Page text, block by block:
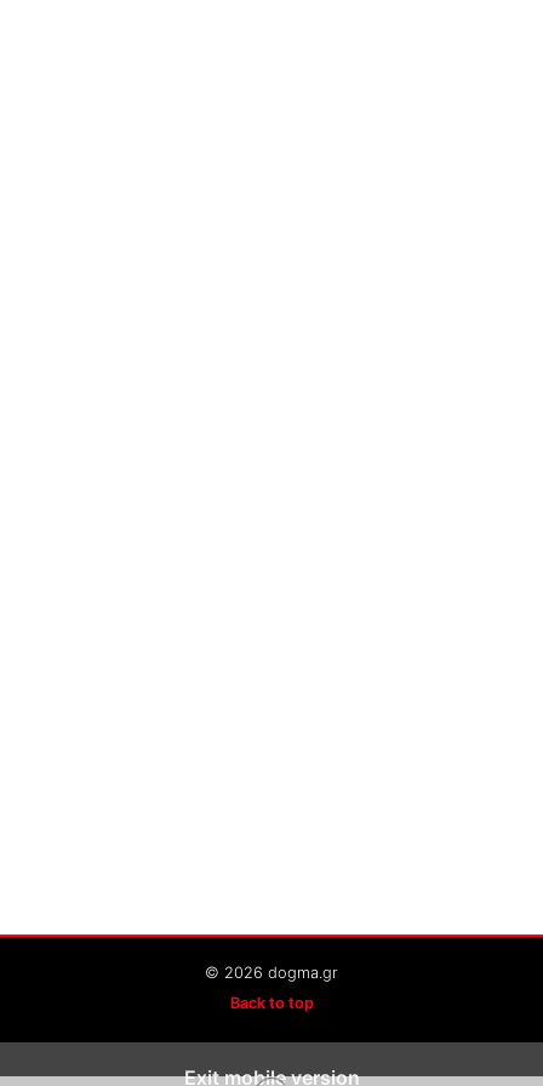
© 2026 dogma.gr
Back to top
Exit mobile version